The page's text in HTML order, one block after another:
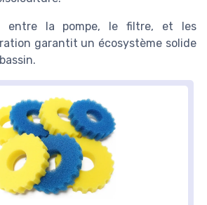
entre la pompe, le filtre, et les
garantit un écosystème solide